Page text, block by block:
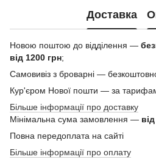
Доставка
Новою поштою до відділення —
від 1200 грн;
Самовивіз з броварні —
Кур'єром Нової пошти — за
Більше інформації про доставку
Мінімальна сума замовлення —
Повна передоплата на сайті
Більше інформації про оплату